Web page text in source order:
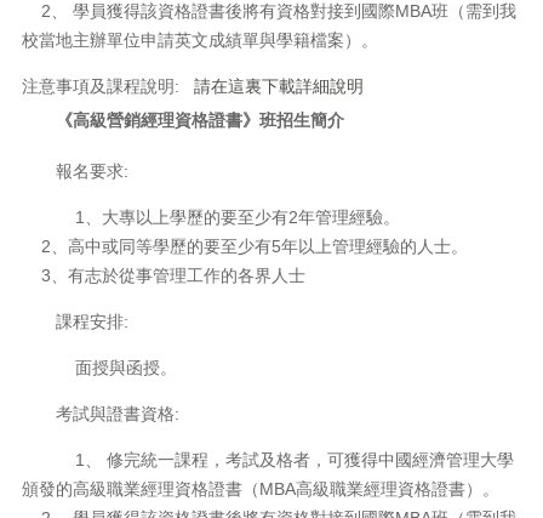
2、 學員獲得該資格證書後將有資格對接到國際MBA班（需到我
校當地主辦單位申請英文成績單與學籍檔案）。
注意事項及課程說明: 請在這裏下載詳細說明
《高級營銷經理資格證書》班招生簡介
報名要求:
1、大專以上學歷的要至少有2年管理經驗。
2、高中或同等學歷的要至少有5年以上管理經驗的人士。
3、有志於從事管理工作的各界人士
課程安排:
面授與函授。
考試與證書資格:
1、 修完統一課程，考試及格者，可獲得中國經濟管理大學
頒發的高級職業經理資格證書（MBA高級職業經理資格證書）。